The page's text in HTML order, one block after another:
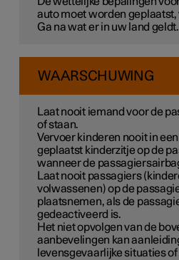
auto moet worden
Ga na wat er in uw land geldt.
WAARSCHUWING
Laat nooit iemand voor de
of staan.
Vervoer kinderen nooit in
geplaatst kinderzitje op de
wanneer de
Laat nooit passagiers
volwassenen) op de
plaatsnemen, als de
gedeactiveerd is.
Het niet opvolgen van de
aanbevelingen kan
levensgevaarlijke situaties